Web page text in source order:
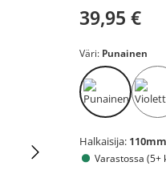
39,95 €
Väri: Punainen
Halkaisija:
Varastossa (5+